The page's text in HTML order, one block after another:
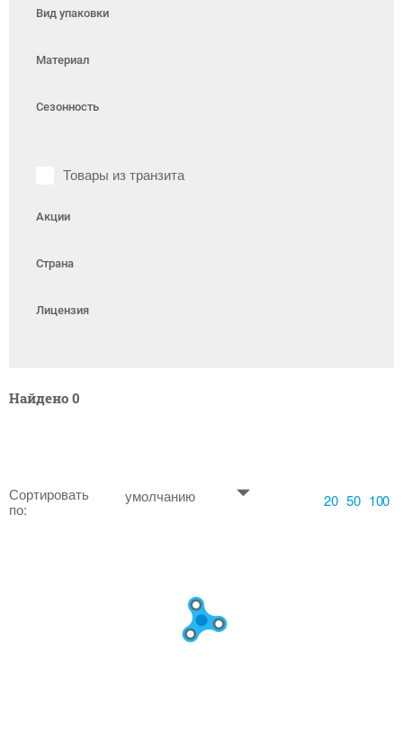
Вид упаковки
Материал
Сезонность
Товары из транзита
Акции
Страна
Лицензия
Найдено 0
Сортировать
по:
умолчанию 20 50 100